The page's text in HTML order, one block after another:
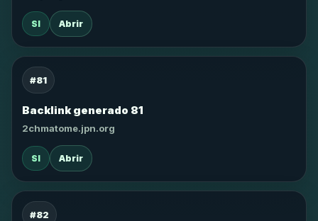
SI Abrir
#81
Backlink generado 81
2chmatome.jpn.org
SI Abrir
#82